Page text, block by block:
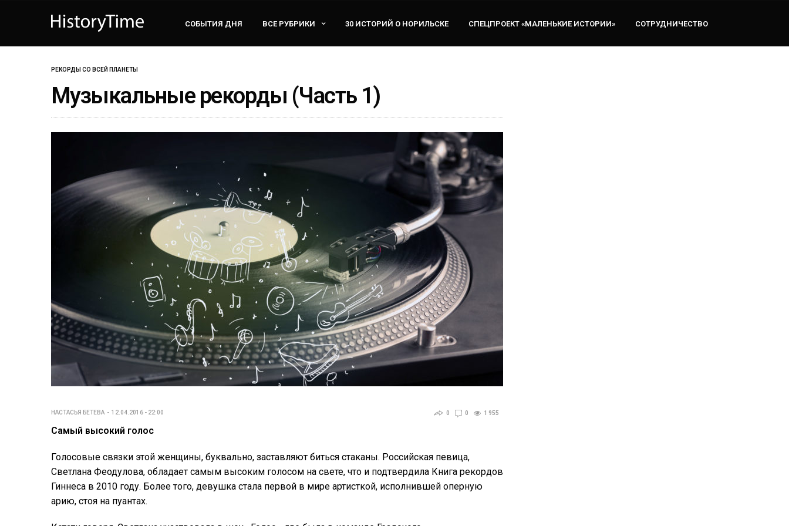
СОБЫТИЯ ДНЯ ВСЕ РУБРИКИ 30 ИСТОРИЙ О НОРИЛЬСКЕ СПЕЦПРОЕКТ «МАЛЕНЬКИЕ ИСТОРИИ» СОТРУДНИЧЕСТВО
РЕКОРДЫ СО ВСЕЙ ПЛАНЕТЫ
Музыкальные рекорды (Часть 1)
НАСТАСЬЯ БЕТЕВА 12.04.2016 - 22:00 0 0 1 955
Самый высокий голос
Голосовые связки этой женщины, буквально, заставляют биться стаканы. Российская певица,
Светлана Феодулова, обладает самым высоким голосом на свете, что и подтвердила Книга рекордов
Гиннеса в 2010 году. Более того, девушка стала первой в мире артисткой, исполнившей оперную
арию, стоя на пуантах.